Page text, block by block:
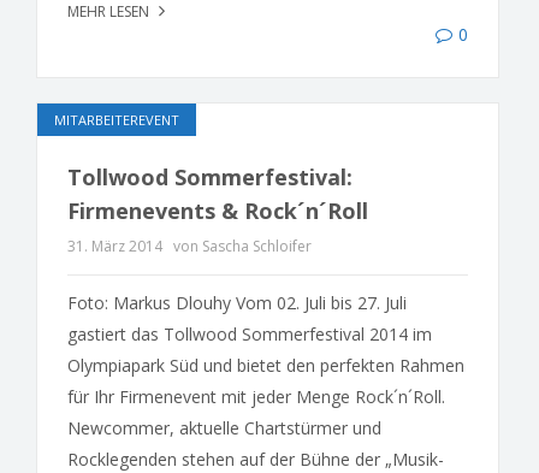
MEHR LESEN
0
MITARBEITEREVENT
Tollwood Sommerfestival:
Firmenevents & Rock´n´Roll
31. März 2014 von Sascha Schloifer
Foto: Markus Dlouhy Vom 02. Juli bis 27. Juli
gastiert das Tollwood Sommerfestival 2014 im
Olympiapark Süd und bietet den perfekten Rahmen
für Ihr Firmenevent mit jeder Menge Rock´n´Roll.
Newcommer, aktuelle Chartstürmer und
Rocklegenden stehen auf der Bühne der „Musik-